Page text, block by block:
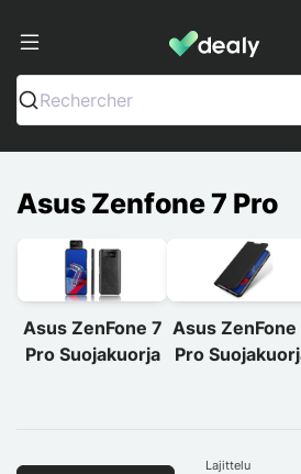
Dealy - Kotelot
Rechercher
Asus Zenfone 7 Pro
Asus ZenFone 7
Pro Suojakuorja
Asus ZenFone
Pro
Lajittelu